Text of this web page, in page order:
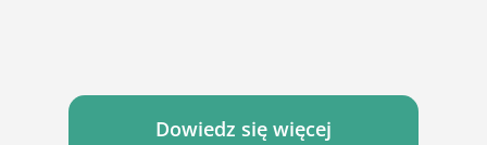
Dowiedz się więcej